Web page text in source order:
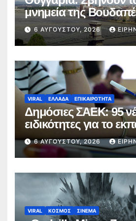
μνημεία της
καύσωνα και
6 ΑΥΓΟΎΣΤΟΥ, 2026
VIRAL ΕΛΛΑΔΑ ΕΠΙΚΑΙΡΟΤΗΤΑ
Δημόσιες ΣΑΕΚ: 95
ειδικότητες για το
έτος 2026-2027
6 ΑΥΓΟΎΣΤΟΥ, 2026
VIRAL ΚΟΣΜΟΣ ΣΙΝΕΜΑ